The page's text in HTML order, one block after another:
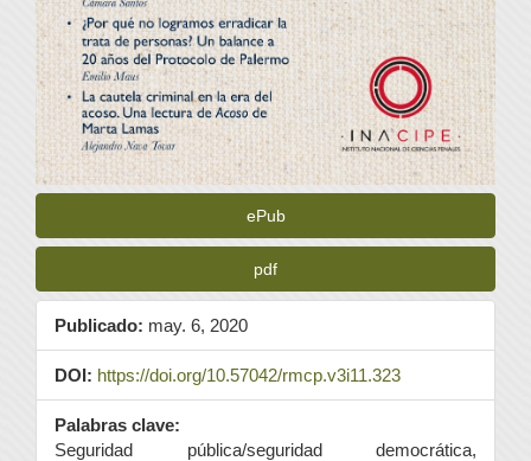
ePub
pdf
Publicado: may. 6, 2020
DOI: https://doi.org/10.57042/rmcp.v3i11.323
Palabras clave:
Seguridad pública/seguridad democrática,